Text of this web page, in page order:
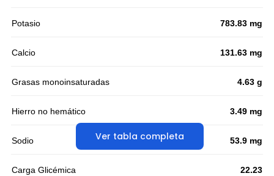
Ver tabla completa
Potasio 783.83 mg
Calcio 131.63 mg
Grasas monoinsaturadas 4.63 g
Hierro no hemático 3.49 mg
Sodio 53.9 mg
Carga Glicémica 22.23